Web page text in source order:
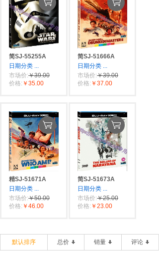
简SJ-55255A
日期分类 ...
市场价:￥39.00
价格: ￥35.00
简SJ-51666A
日期分类 ...
市场价:￥39.00
价格: ￥37.00
精SJ-51671A
日期分类 ...
市场价:￥50.00
价格: ￥46.00
简SJ-51673A
日期分类 ...
市场价:￥25.00
价格: ￥23.00
默认排序 总价 销量 评论